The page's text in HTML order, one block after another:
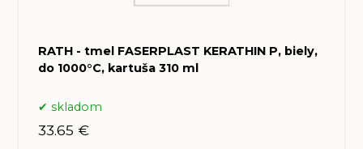
RATH - tmel FASERPLAST KERATHIN P, biely,
do 1000°C, kartuša 310 ml
skladom
33.65 €